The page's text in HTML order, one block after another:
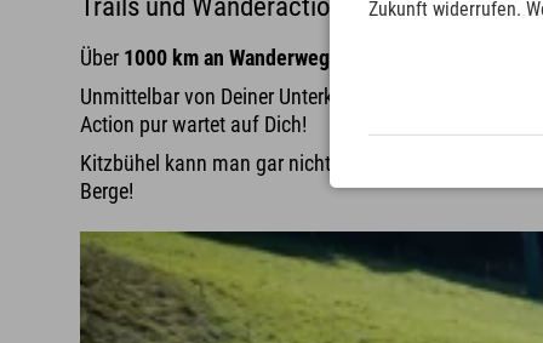
Über 1000 km an Wanderwegen
Unmittelbar von Deiner Unterkunft in St. Johann
Action pur wartet auf Dich!
Kitzbühel kann man gar nicht anders als ein
Berge!
Zukunft widerrufen.